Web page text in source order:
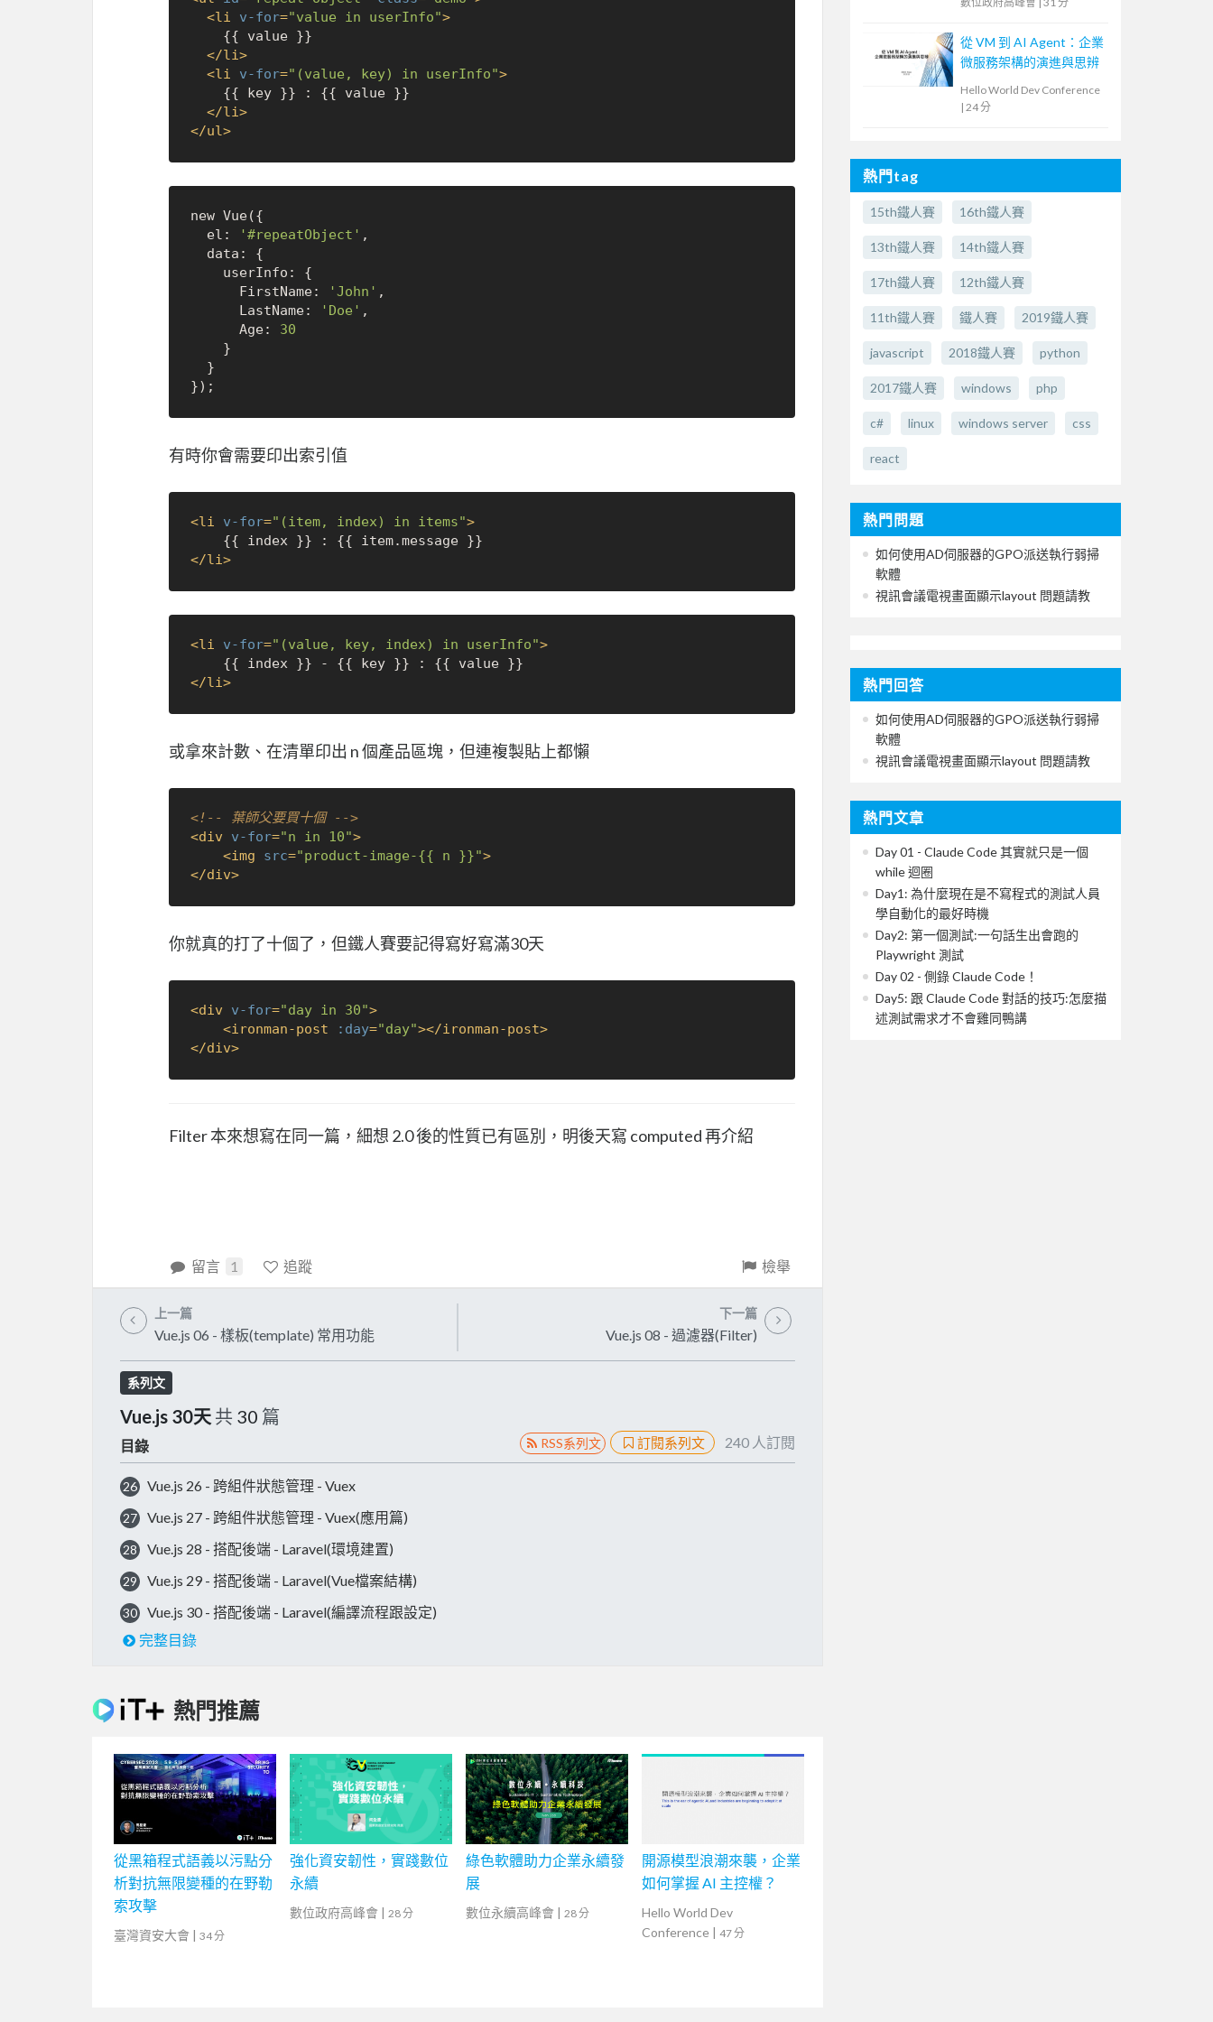
<li v-for="value in userInfo">
</li>
<li v-for="(value, key) in userInfo">
</li>
</ul>
new Vue({
  el:
'#repeatObject' ,
      FirstName:
'John' ,
      LastName:
'Doe' ,
      Age:
30
有時你會需要印出索引值
<li v-for="(item, index) in items">
</li>
<li v-for="(value, key, index) in userInfo">
</li>
或拿來計數、在清單印出 n 個產品區塊，但連複製貼上都懶
<!-- 葉師父要買十個 -->
<div v-for="n in 10">
<img src="product-image-{{ n }}">
</div>
你就真的打了十個了，但鐵人賽要記得寫好寫滿30天
<div v-for="day in 30">
<ironman-post :day="day"></ironman-post>
</div>
Filter 本來想寫在同一篇，細想 2.0 後的性質已有區別，明後天寫 computed 再介紹
留言 1 追蹤 檢舉
上一篇
Vue.js 06 - 樣板(template) 常用功能
下一篇
Vue.js 08 - 過濾器(Filter)
系列文
Vue.js 30天 共 30 篇
目錄 RSS系列文 訂閱系列文 240 人訂閱
26 Vue.js 26 - 跨組件狀態管理 - Vuex
27 Vue.js 27 - 跨組件狀態管理 - Vuex(應用篇)
28 Vue.js 28 - 搭配後端 - Laravel(環境建置)
29 Vue.js 29 - 搭配後端 - Laravel(Vue檔案結構)
30
Vue.js 30 - 搭配後端 - Laravel(編譯流程跟設定)
完整目錄
熱門推薦
從黑箱程式語義以污點分
析對抗無限變種的在野勒
索攻擊
臺灣資安大會 | 34 分
強化資安韌性，實踐數位
永續
數位政府高峰會 | 28 分
綠色軟體助力企業永續發
展
數位永續高峰會 | 28 分
開源模型浪潮來襲，企業
如何掌握 AI 主控權？
Hello World Dev
Conference | 47 分
從 VM 到 AI Agent：企業
微服務架構的演進與思辨
Hello World Dev Conference
| 24 分
熱門tag
15th鐵人賽 16th鐵人賽
13th鐵人賽 14th鐵人賽
17th鐵人賽 12th鐵人賽
11th鐵人賽 鐵人賽 2019鐵人賽
javascript 2018鐵人賽 python
2017鐵人賽 windows php
c# linux windows server css
react
熱門問題
如何使用AD伺服器的GPO派送執行弱掃
軟體
視訊會議電視畫面顯示layout 問題請教
熱門回答
如何使用AD伺服器的GPO派送執行弱掃
軟體
視訊會議電視畫面顯示layout 問題請教
熱門文章
Day 01 - Claude Code 其實就只是一個
while 迴圈
Day1: 為什麼現在是不寫程式的測試人員
學自動化的最好時機
Day2: 第一個測試:一句話生出會跑的
Playwright 測試
Day 02 - 側錄 Claude Code！
Day5: 跟 Claude Code 對話的技巧:怎麼描
述測試需求才不會雞同鴨講